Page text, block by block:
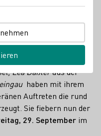
aus Franken, Jessica
der Mosel, Katja Föhr aus
Eva Brockmann
Lea Baßleraus der
haben mit ihrem
Auftreten die rund
Sie fiebern nun der
29. September im